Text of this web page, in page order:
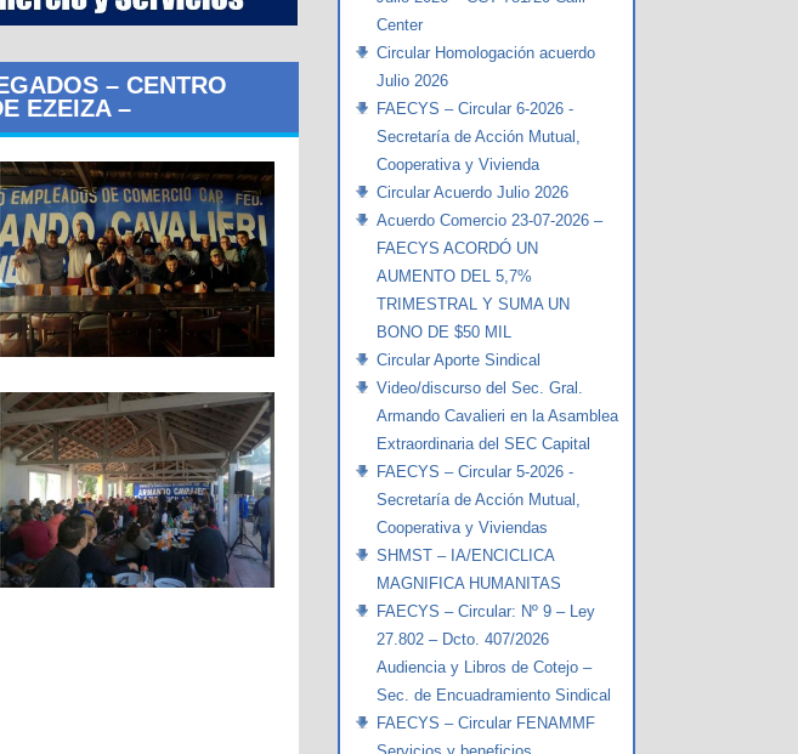
– CENTRO
EZEIZA –
Center
Circular Homologación acuerdo
Julio 2026
FAECYS – Circular 6-2026 -
Secretaría de Acción Mutual,
Cooperativa y Vivienda
Circular Acuerdo Julio 2026
Acuerdo Comercio 23-07-2026 –
FAECYS ACORDÓ UN
AUMENTO DEL 5,7%
TRIMESTRAL Y SUMA UN
BONO DE $50 MIL
Circular Aporte Sindical
Video/discurso del Sec. Gral.
Armando Cavalieri en la Asamblea
Extraordinaria del SEC Capital
FAECYS – Circular 5-2026 -
Secretaría de Acción Mutual,
Cooperativa y Viviendas
SHMST – IA/ENCICLICA
MAGNIFICA HUMANITAS
FAECYS – Circular: Nº 9 – Ley
27.802 – Dcto. 407/2026
Audiencia y Libros de Cotejo –
Sec. de Encuadramiento Sindical
FAECYS – Circular FENAMMF